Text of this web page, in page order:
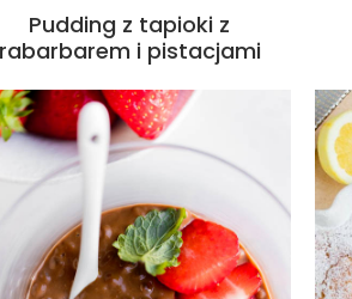
Pudding z tapioki z
rabarbarem i pistacjami